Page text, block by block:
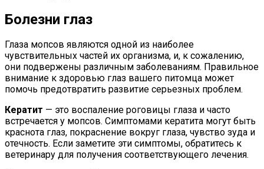
Болезни глаз
Глаза мопсов являются одной из наиболее
чувствительных частей их организма, и, к сожалению,
они подвержены различным заболеваниям. Правильное
внимание к здоровью глаз вашего питомца может
помочь предотвратить развитие серьезных проблем.
Кератит — это воспаление роговицы глаза и часто
встречается у мопсов. Симптомами кератита могут быть
краснота глаз, покраснение вокруг глаза, чувство зуда и
отечность. Если заметите эти симптомы, обратитесь к
ветеринару для получения соответствующего лечения.